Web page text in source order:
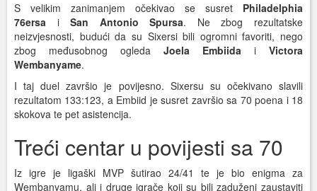
S velikim zanimanjem očekivao se susret Philadelphia
76ersa iSan Antonio Spursa. Ne zbog rezultatske
neizvjesnosti, budući da su Sixersi bili ogromni favoriti, nego
zbog međusobnog ogleda Joela Embiida i Victora
Wembanyame.
I taj duel završio je povijesno. Sixersu su očekivano slavili
rezultatom 133:123, a Embiid je susret završio sa 70 poena i 18
skokova te pet asistencija.
Treći centar u povijesti sa 70
Iz igre je ligaški MVP šutirao 24/41 te je bio enigma za
Wembanyamu, ali i druge igrače koji su bili zaduženi zaustaviti